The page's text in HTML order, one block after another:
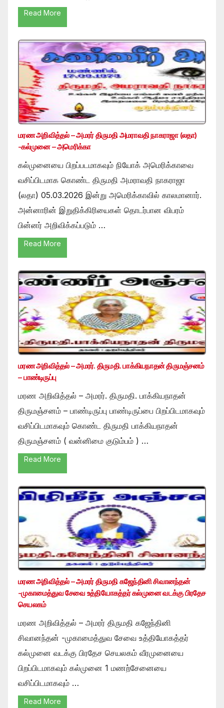
Read More
மரண அறிவித்தல் – அமரர் திருமதி அமராவதி நாகராஜா (லதா)
-கல்முனை – அமெரிக்கா
கல்முனையை பிறப்படமாகவும் நியோக் அமெரிக்காவை
வசிப்பிடமாக கொண்ட திருமதி அமராவதி நாகராஜா
(லதா) 05.03.2026 இன்று அமெரிக்காவில் காலமானார்.
அன்னாரின் இறுதிக்கிரியைகள் தொடர்பான விபரம்
பின்னர் அறிவிக்கப்படும் …
Read More
மரண அறிவித்தல் – அமரர். திருமதி. பாக்கியநாதன் திருமஞ்சனம்
– பாண்டிருப்பு
மரண அறிவித்தல் – அமரர். திருமதி. பாக்கியநாதன்
திருமஞ்சனம் – பாண்டிருப்பு பாண்டிருப்பை பிறப்பிடமாகவும்
வசிப்பிடமாகவும் கொண்ட திருமதி பாக்கியநாதன்
திருமஞ்சனம் ( வன்னிமை குடும்பம் ) …
Read More
மரண அறிவித்தல் – அமரர் திருமதி கஜேந்தினி சிவானந்தன்
-முகாமைத்துவ சேவை உத்தியோகத்தர் கல்முனை வடக்கு பிரதேச
செயலகம்
மரண அறிவித்தல் – அமரர் திருமதி கஜேந்தினி
சிவானந்தன் -முகாமைத்துவ சேவை உத்தியோகத்தர்
கல்முனை வடக்கு பிரதேச செயலகம் வீரமுனையை
பிறப்பிடமாகவும் கல்முனை 1 மணற்சேனையை
வசிப்பிடமாகவும் …
Read More